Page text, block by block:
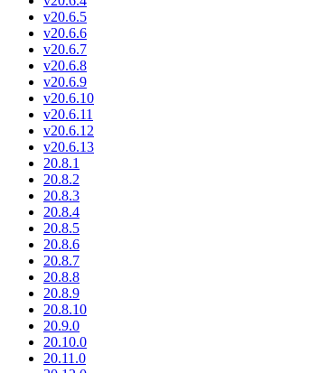
v20.6.5
v20.6.6
v20.6.7
v20.6.8
v20.6.9
v20.6.10
v20.6.11
v20.6.12
v20.6.13
20.8.1
20.8.2
20.8.3
20.8.4
20.8.5
20.8.6
20.8.7
20.8.8
20.8.9
20.8.10
20.9.0
20.10.0
20.11.0